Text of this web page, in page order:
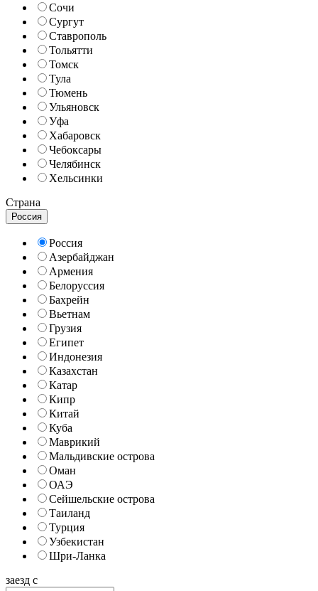
Сочи
Сургут
Ставрополь
Тольятти
Томск
Тула
Тюмень
Ульяновск
Уфа
Хабаровск
Чебоксары
Челябинск
Хельсинки
Страна
Россия
Россия
Азербайджан
Армения
Белоруссия
Бахрейн
Вьетнам
Грузия
Египет
Индонезия
Казахстан
Катар
Кипр
Китай
Куба
Маврикий
Мальдивские острова
Оман
ОАЭ
Сейшельские острова
Таиланд
Турция
Узбекистан
Шри-Ланка
заезд с